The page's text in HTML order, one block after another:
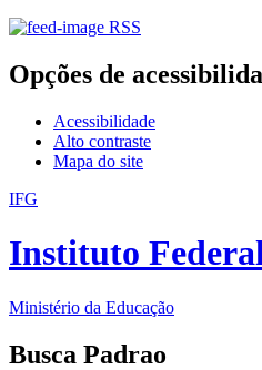
RSS
Opções de
Acessibilidade
Alto contraste
Mapa do site
IFG
Instituto
Ministério da Educação
Busca Padrao